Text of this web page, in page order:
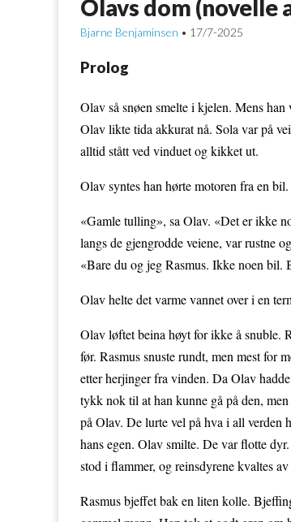
Olavs dom (novelle
Bjarne Benjaminsen • 17/7-2025
Prolog
Olav så snøen smelte i kjelen. Mens
Olav likte tida akkurat nå. Sola var på
alltid stått ved vinduet og kikket ut.
Olav syntes han hørte motoren fra en bil.
«Gamle tulling», sa Olav. «Det er ikke
langs de gjengrodde veiene, var rustne
«Bare du og jeg Rasmus. Ikke noen bil.
Olav helte det varme vannet over i en
Olav løftet beina høyt for ikke å snuble.
før. Rasmus snuste rundt, men mest for
etter herjinger fra vinden. Da Olav
tykk nok til at han kunne gå på den,
på Olav. De lurte vel på hva i all verden
hans egen. Olav smilte. De var flotte
stod i flammer, og reinsdyrene kvaltes
Rasmus bjeffet bak en liten kolle.